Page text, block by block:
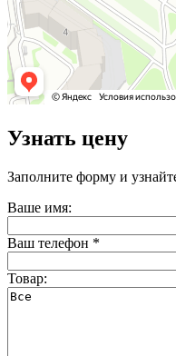
Узнать цену
Заполните форму и
Ваше имя:
Ваш телефон *
Товар: